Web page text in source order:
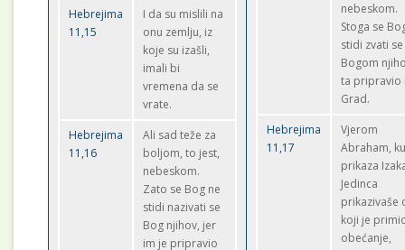
Hebrejima
11,15
I da su mislili na
onu zemlju, iz
koje su izašli,
imali bi
vremena da se
vrate.
Hebrejima
11,16
Ali sad teže za
boljom, to jest,
nebeskom.
Zato se Bog ne
stidi nazivati se
Bog njihov, jer
im je pripravio
nebeskom.
Stoga se
stidi zvati se
Bogom
ta pripravio
Grad.
Hebrejima
11,17
Vjerom
Abraham,
prikaza
Jedinca
prikazivaše
koji je
obećanje,